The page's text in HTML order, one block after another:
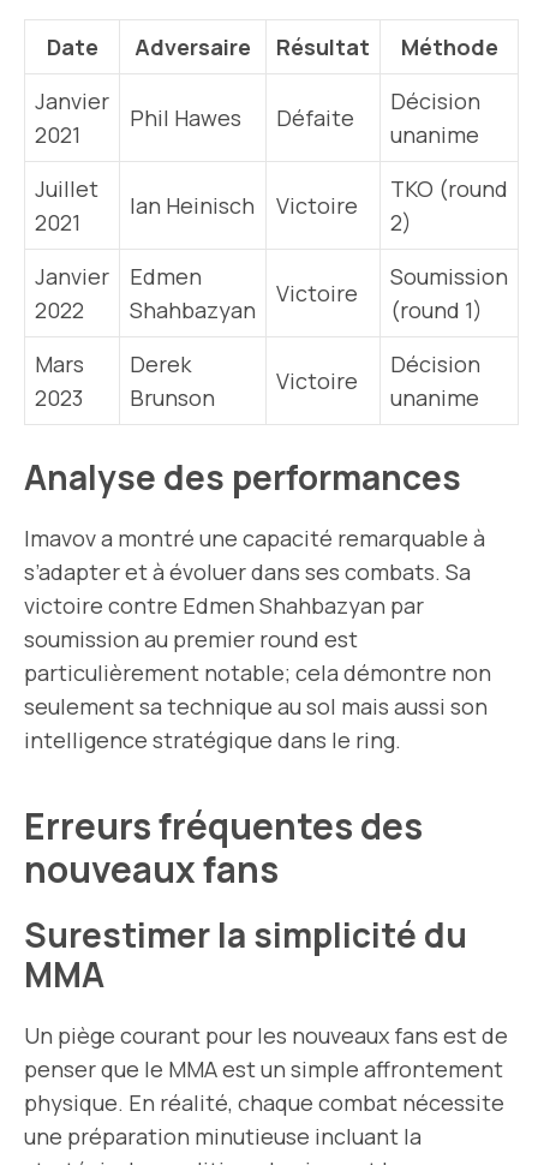
Date Adversaire Résultat
Méthode
Janvier
2021
Phil Hawes Défaite
Décision
unanime
Juillet
2021
Ian Heinisch Victoire
TKO (round
2)
Janvier
2022
Edmen
Shahbazyan
Victoire
Soumission
(round 1)
Mars
2023
Derek
Brunson
Victoire
Décision
unanime
Analyse des performances
Imavov a montré une capacité remarquable à
s’adapter et à évoluer dans ses combats. Sa
victoire contre Edmen Shahbazyan par
soumission au premier round est
particulièrement notable; cela démontre non
seulement sa technique au sol mais aussi son
intelligence stratégique dans le ring.
Erreurs fréquentes des
nouveaux fans
Surestimer la simplicité du
MMA
Un piège courant pour les nouveaux fans est de
penser que le MMA est un simple affrontement
physique. En réalité, chaque combat nécessite
une préparation minutieuse incluant la